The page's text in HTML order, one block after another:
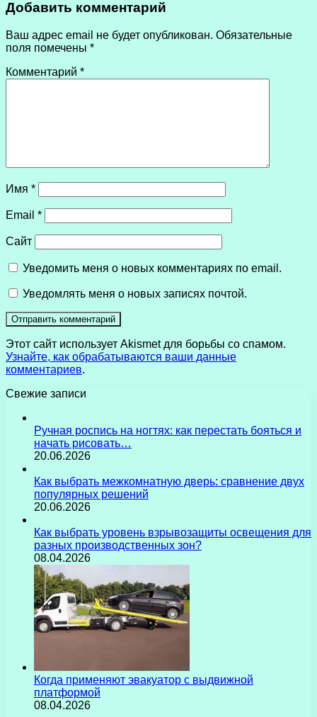
Добавить комментарий
Ваш адрес email не будет опубликован. Обязательные
поля помечены *
Комментарий *
Имя *
Email *
Сайт
Уведомить меня о новых комментариях по email.
Уведомлять меня о новых записях почтой.
Этот сайт использует Akismet для борьбы со спамом.
Узнайте, как обрабатываются ваши данные
комментариев.
Свежие записи
Ручная роспись на ногтях: как перестать бояться и
начать рисовать…
20.06.2026
Как выбрать межкомнатную дверь: сравнение двух
популярных решений
20.06.2026
Как выбрать уровень взрывозащиты освещения для
разных производственных зон?
08.04.2026
Когда применяют эвакуатор с выдвижной
платформой
08.04.2026